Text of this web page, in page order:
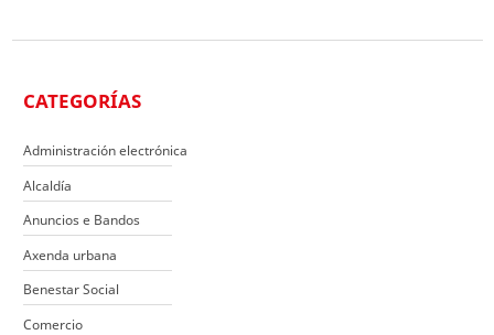
CATEGORÍAS
Administración electrónica
Alcaldía
Anuncios e Bandos
Axenda urbana
Benestar Social
Comercio